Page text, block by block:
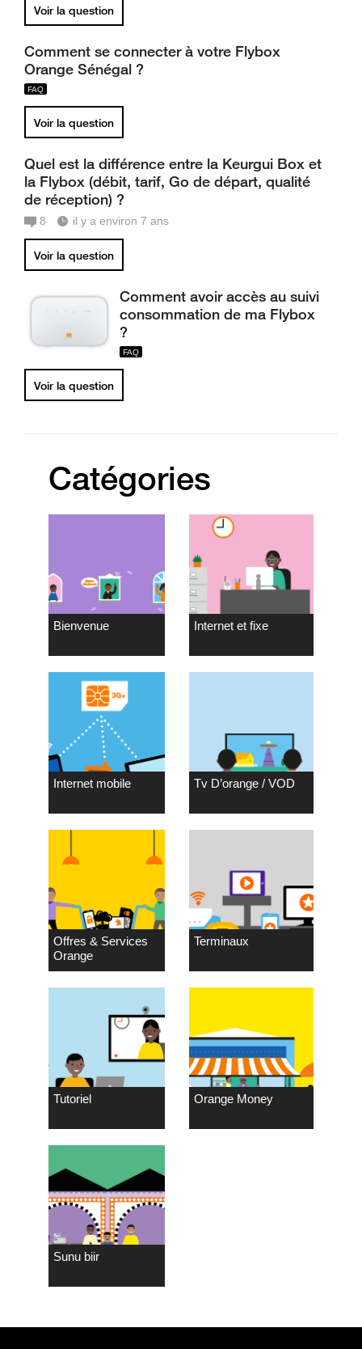
Voir la question
Comment se connecter à votre Flybox
Orange Sénégal ?
Voir la question
Quel est la différence entre la Keurgui Box et
la Flybox (débit, tarif, Go de départ, qualité
de réception) ?
8 il y a environ 7 ans
Voir la question
Comment avoir accès au suivi
consommation de ma Flybox
?
Voir la question
Catégories
Bienvenue Internet et fixe
Internet mobile Tv D’orange / VOD
Offres & Services
Orange
Terminaux
Tutoriel Orange Money
Sunu biir